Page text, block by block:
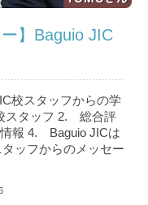
】Baguio JIC
校スタッフからの学
スタッフ 2. 総合評
報 4. Baguio JICは
ッフからのメッセー